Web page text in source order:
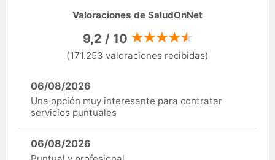
Valoraciones de SaludOnNet
9,2 / 10
(171.253 valoraciones recibidas)
06/08/2026
Una opción muy interesante para contratar
servicios puntuales
06/08/2026